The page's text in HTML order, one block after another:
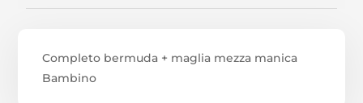
Completo bermuda + maglia mezza manica
Bambino